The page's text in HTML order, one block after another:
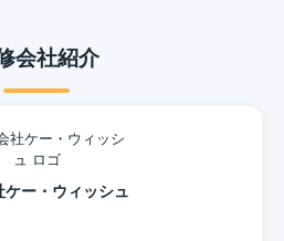
会社紹介
ケー・ウィッシュ